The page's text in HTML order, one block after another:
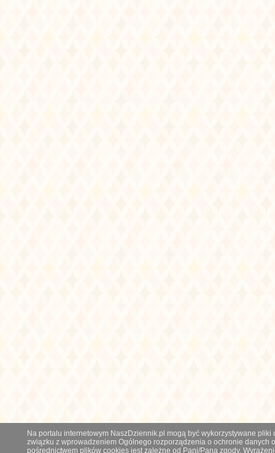
Na portalu internetowym NaszDziennik.pl mogą być wykorzystywane
związku z wprowadzeniem Ogólnego rozporządzenia o ochronie danych
pośrednictwem plików cookies jest zależne od Pani/Pana zgody.